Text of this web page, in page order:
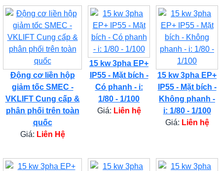
Động cơ liền hộp
giảm tốc SMEC -
VKLIFT Cung cấp &
phân phối trên toàn
quốc
Giá: Liên Hệ
15 kw 3pha EP+
IP55 - Mặt bích -
Có phanh - i:
1/80 - 1/100
Giá: Liên hệ
15 kw 3pha EP+
IP55 - Mặt bích -
Không phanh -
i: 1/80 - 1/100
Giá: Liên hệ